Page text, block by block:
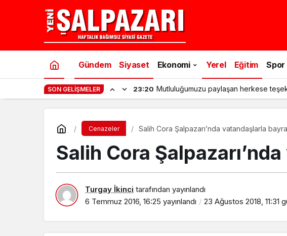
Gündem Siyaset Ekonomi Yerel Eğitim Spor
SON GELIŞMELER 23:20 Mutluluğumuzu paylaşan herkese
Cenazeler Salih Cora Şalpazarı’nda vatandaşlarla
Salih Cora
Turgay İkinci tarafından yayınlandı
6 Temmuz 2016, 16:25 yayınlandı 23 Ağustos 2018, 11:31